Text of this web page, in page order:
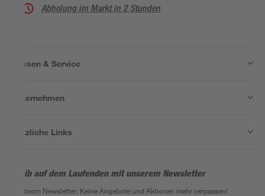
Abholung im Markt in 2 Stunden
Wissen & Service
Unternehmen
Nützliche Links
Bleib auf dem Laufenden mit unserem Newsletter
Der toom Newsletter: Keine Angebote und Aktionen mehr verpassen!